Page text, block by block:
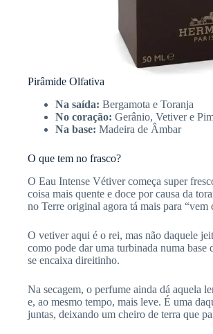
Pirâmide Olfativa
Na saída: Bergamota e Toranja
No coração: Gerânio, Vetiver e
Na base: Madeira de Âmbar
O que tem no frasco?
O Eau Intense Vétiver começa super
coisa mais quente e doce por causa da
no Terre original agora tá mais para “vem
O vetiver aqui é o rei, mas não daquele
como pode dar uma turbinada numa base
se encaixa direitinho.
Na secagem, o perfume ainda dá aquela
e, ao mesmo tempo, mais leve. É uma
juntas, deixando um cheiro de terra que